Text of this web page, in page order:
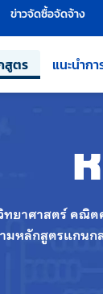
ข่าวจัดซื้อจัดจ้าง
สูตร แนะนำก
ยาศาสตร์ คณิต
มหลักสูตรแกนก